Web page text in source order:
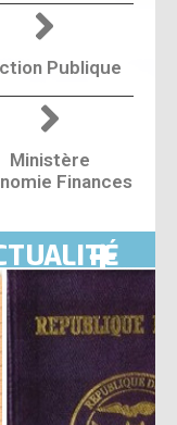
Publique
Ministère
Finances